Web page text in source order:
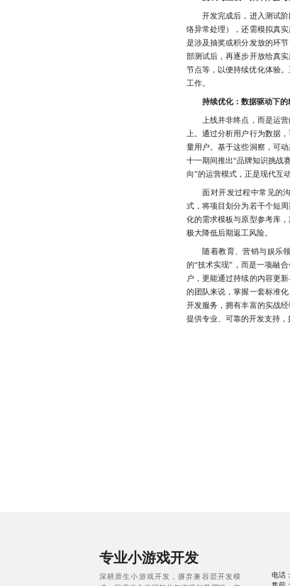
开发完成后，进入测试阶
络异常处理），还需模拟真
是涉及抽奖或积分发放的环
部测试后，再逐步开放给真
节点等，以便持续优化体验
工作。
持续优化：数据驱动下的
上线并非终点，而是运营
上。通过分析用户行为数据
量用户。基于这些洞察，可
十一期间推出“品牌知识挑战
向”的运营模式，正是现代互
面对开发过程中常见的沟
式，将项目划分为若干个短
化的需求模板与原型参考库
极大降低后期返工风险。
随着教育、营销与娱乐领
的“技术实现”，而是一项融
户，更能通过持续的内容更
的团队来说，掌握一套标准
开发服务，拥有丰富的实战
提供专业、可靠的开发支持，
专业小游戏开发
深耕原生小游戏开发，摒弃兼容层开发模
电话：